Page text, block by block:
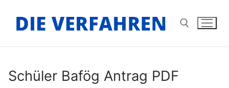
Inhalt
springen
Schüler Bafög Antrag PDF